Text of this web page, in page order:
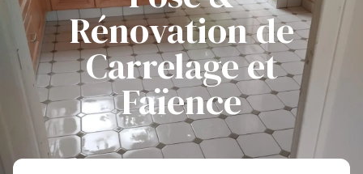
Rénovation de
Carrelage et
Faïence